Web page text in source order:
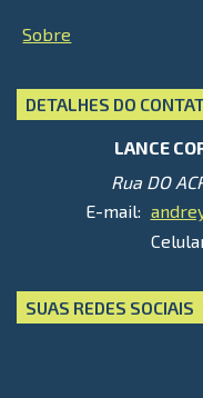
Sobre
DETALHES DO
LANCE
Rua DO
E-mail:
SUAS REDES SOCIAIS